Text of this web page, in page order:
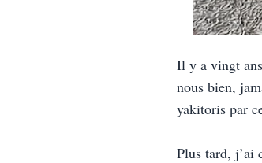
Il y a vingt
nous bien,
yakitoris par
Plus tard, j’ai